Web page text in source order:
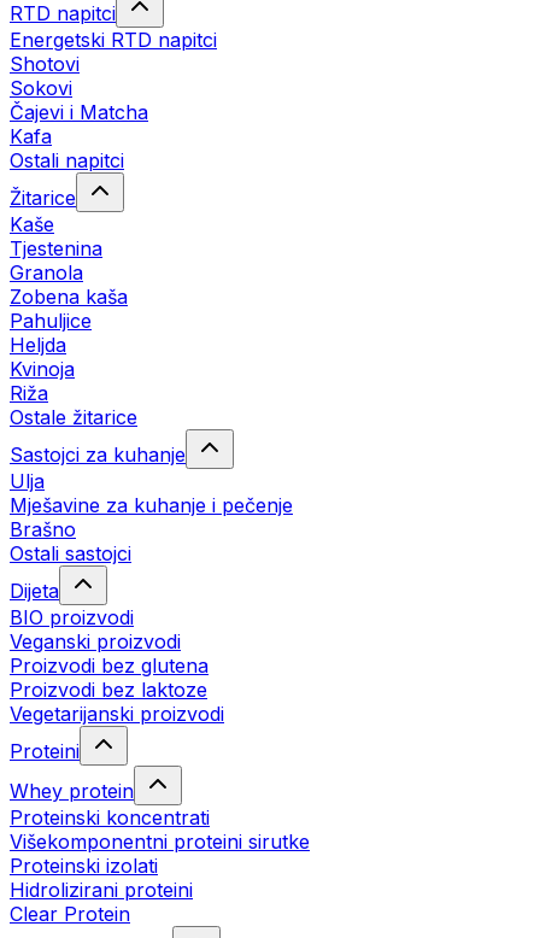
RTD napitci
Energetski RTD napitci
Shotovi
Sokovi
Čajevi i Matcha
Kafa
Ostali napitci
Žitarice
Kaše
Tjestenina
Granola
Zobena kaša
Pahuljice
Heljda
Kvinoja
Riža
Ostale žitarice
Sastojci za kuhanje
Ulja
Mješavine za kuhanje i pečenje
Brašno
Ostali sastojci
Dijeta
BIO proizvodi
Veganski proizvodi
Proizvodi bez glutena
Proizvodi bez laktoze
Vegetarijanski proizvodi
Proteini
Whey protein
Proteinski koncentrati
Višekomponentni proteini sirutke
Proteinski izolati
Hidrolizirani proteini
Clear Protein